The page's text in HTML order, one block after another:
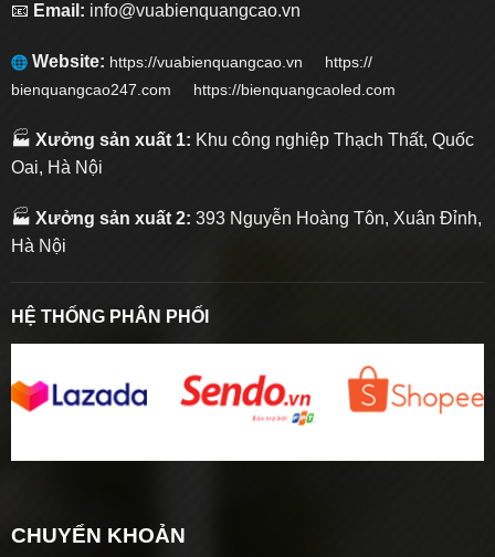
📧 Email: info@vuabienquangcao.vn
Website: https://vuabienquangcao.vn https://
bienquangcao247.com https://bienquangcaoled.com
🏭 Xưởng sản xuất 1: Khu công nghiệp Thạch Thất, Quốc
Oai, Hà Nội
🏭 Xưởng sản xuất 2: 393 Nguyễn Hoàng Tôn, Xuân Đỉnh,
Hà Nội
HỆ THỐNG PHÂN PHỐI
CHUYỂN KHOẢN